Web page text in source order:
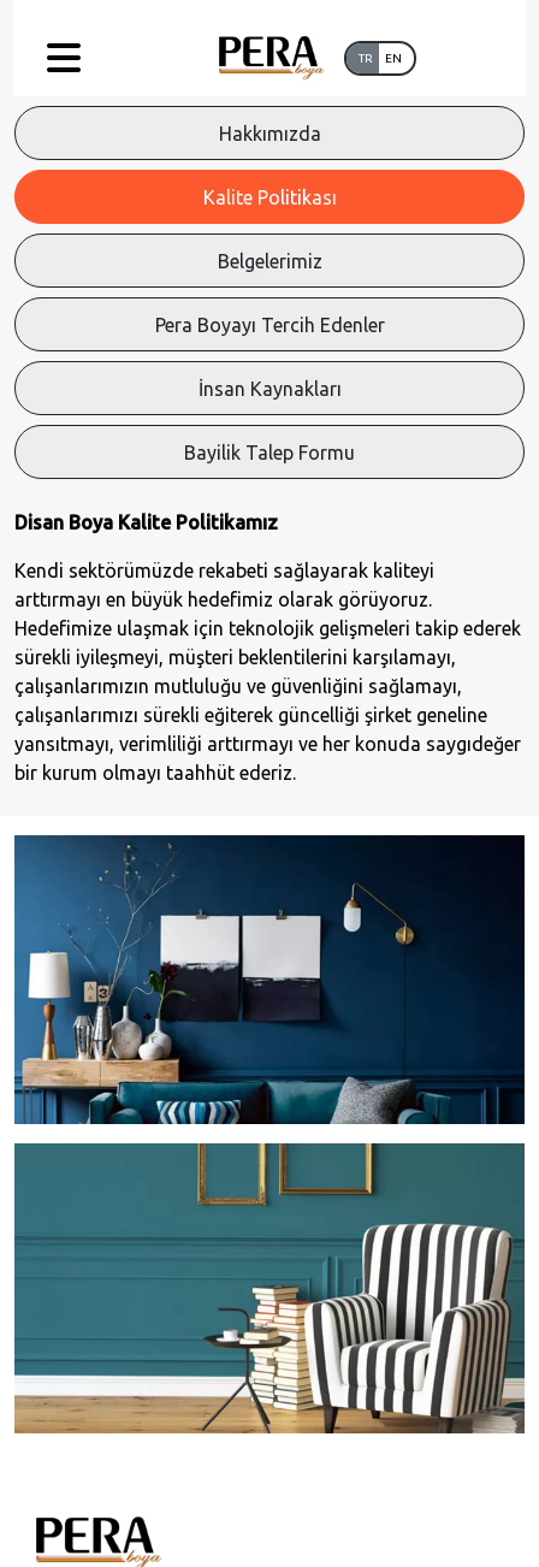
TR EN
Hakkımızda
Kalite Politikası
Belgelerimiz
Pera Boyayı Tercih Edenler
İnsan Kaynakları
Bayilik Talep Formu
Disan Boya Kalite Politikamız
Kendi sektörümüzde rekabeti sağlayarak kaliteyi
arttırmayı en büyük hedefimiz olarak görüyoruz.
Hedefimize ulaşmak için teknolojik gelişmeleri takip ederek
sürekli iyileşmeyi, müşteri beklentilerini karşılamayı,
çalışanlarımızın mutluluğu ve güvenliğini sağlamayı,
çalışanlarımızı sürekli eğiterek güncelliği şirket geneline
yansıtmayı, verimliliği arttırmayı ve her konuda saygıdeğer
bir kurum olmayı taahhüt ederiz.